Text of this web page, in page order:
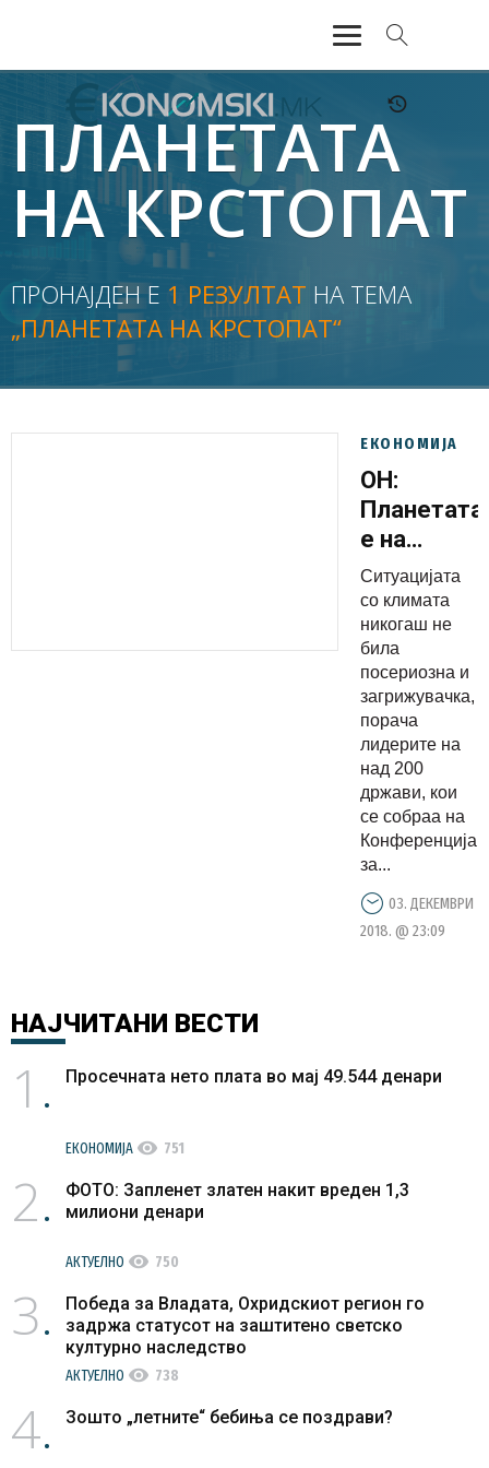
АКТУЕЛНО
ЕКОНОМИЈА
ФИНАНСИИ
БАНКАРСТВО
ЖИВОТ
МОЗАИК
ПЛАНЕТАТА
НА КРСТОПАТ
ПРОНАЈДЕН Е 1 РЕЗУЛТАТ НА ТЕМА
„ПЛАНЕТАТА НА КРСТОПАТ“
ЕКОНОМИЈА
ОН:
Планетата
е на
крстопат,
потребна
е
поголема
акција
против
промени
Ситуацијата
со климата
никогаш не
била
посериозна и
загрижувачка,
порача
лидерите на
над 200
држави, кои
се собраа на
Конференција
за...
03. ДЕКЕМВРИ
2018. @ 23:09
НАЈЧИТАНИ ВЕСТИ
1 Просечната нето плата во мај 49.544 денари
ЕКОНОМИЈА visibility 751
2
ФОТО: Запленет златен накит вреден 1,3
милиони денари
АКТУЕЛНО visibility 750
3
Победа за Владата, Охридскиот регион го
задржа статусот на заштитено светско
културно наследство
АКТУЕЛНО visibility 738
4 Зошто „летните“ бебиња се поздрави?